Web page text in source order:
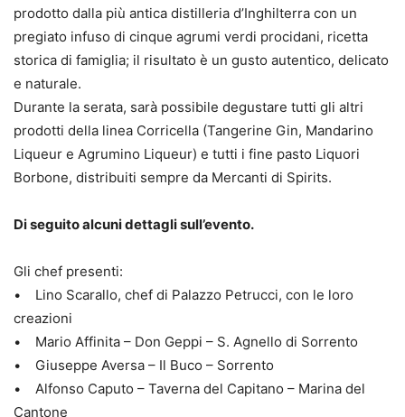
prodotto dalla più antica distilleria d’Inghilterra con un
pregiato infuso di cinque agrumi verdi procidani, ricetta
storica di famiglia; il risultato è un gusto autentico, delicato
e naturale.
Durante la serata, sarà possibile degustare tutti gli altri
prodotti della linea Corricella (Tangerine Gin, Mandarino
Liqueur e Agrumino Liqueur) e tutti i fine pasto Liquori
Borbone, distribuiti sempre da Mercanti di Spirits.
Di seguito alcuni dettagli sull’evento.
Gli chef presenti:
• Lino Scarallo, chef di Palazzo Petrucci, con le loro
creazioni
• Mario Affinita – Don Geppi – S. Agnello di Sorrento
• Giuseppe Aversa – Il Buco – Sorrento
• Alfonso Caputo – Taverna del Capitano – Marina del
Cantone